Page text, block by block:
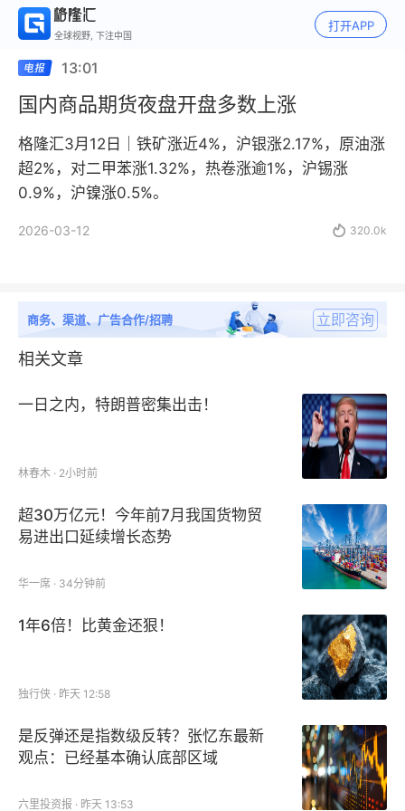
全球视野, 下注中国
打开APP
13:01
国内商品期货夜盘开盘多数上涨
格隆汇3月12日｜铁矿涨近4%，沪银涨2.17%，原油涨
超2%，对二甲苯涨1.32%，热卷涨逾1%，沪锡涨
0.9%，沪镍涨0.5%。
2026-03-12  320.0k
商务、渠道、广告合作/招聘 立即咨询
相关文章
一日之内，特朗普密集出击！
林春木 · 2小时前
超30万亿元！今年前7月我国货物贸
易进出口延续增长态势
华一席 · 34分钟前
1年6倍！比黄金还狠！
独行侠 · 昨天 12:58
是反弹还是指数级反转？张忆东最新
观点：已经基本确认底部区域
六里投资报 · 昨天 13:53